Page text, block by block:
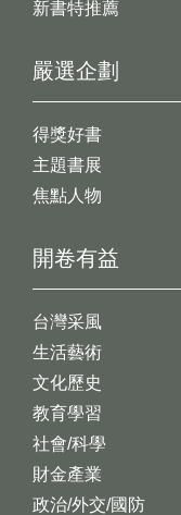
新書特推薦
開卷有益
台灣采風
生活藝術
文化歷史
教育學習
社會/科學
財金產業
政治/外交/國防
嚴選企劃
得獎好書
主題書展
焦點人物